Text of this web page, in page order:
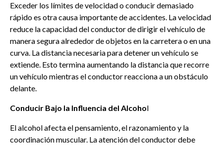
Exceder los límites de velocidad o conducir demasiado
rápido es otra causa importante de accidentes. La velocidad
reduce la capacidad del conductor de dirigir el vehículo de
manera segura alrededor de objetos en la carretera o en una
curva. La distancia necesaria para detener un vehículo se
extiende. Esto termina aumentando la distancia que recorre
un vehículo mientras el conductor reacciona a un obstáculo
delante.
Conducir Bajo la Influencia del Alcohol
El alcohol afecta el pensamiento, el razonamiento y la
coordinación muscular. La atención del conductor debe